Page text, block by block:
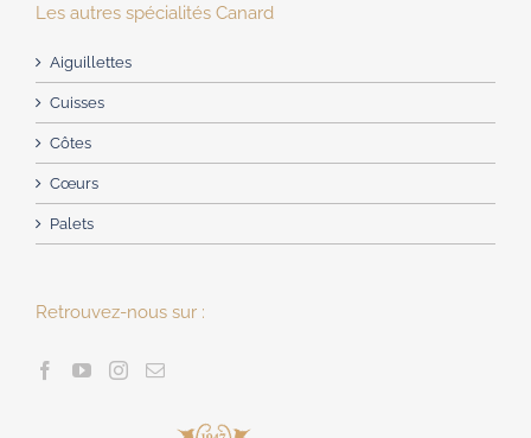
Les autres spécialités Canard
Aiguillettes
Cuisses
Côtes
Cœurs
Palets
Retrouvez-nous sur :